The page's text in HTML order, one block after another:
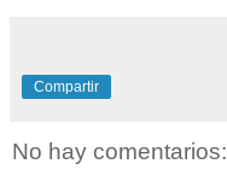
Compartir
No hay comentarios: